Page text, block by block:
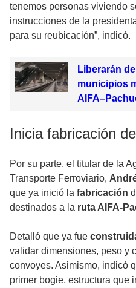
tenemos personas viviendo
instrucciones de la
para su reubicación”, indicó.
Liberarán
municipios
Inicia fabricación
Por su parte, el titular de la
Transporte Ferroviario,
que ya inició la fabricación
destinados a la ruta AIFA-
Detalló que ya fue
validar dimensiones, peso y
convoyes. Asimismo, indicó
primer bogie, estructura que